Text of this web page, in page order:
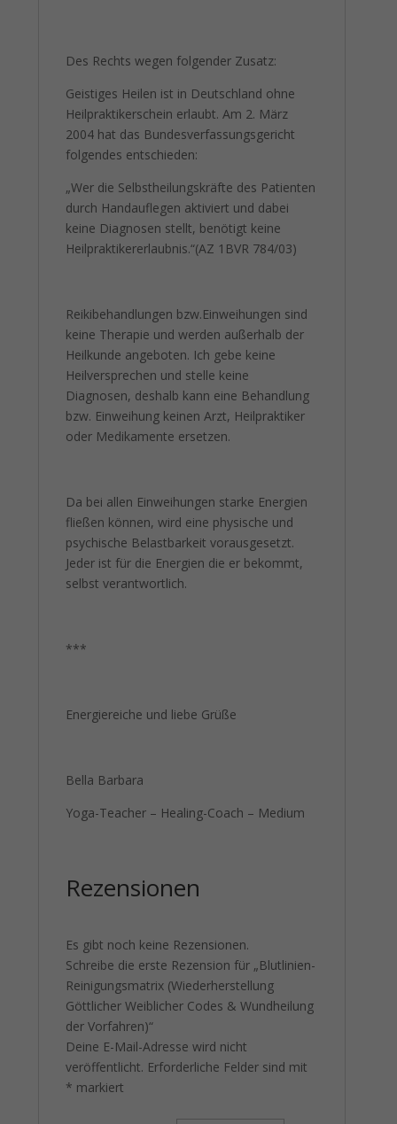
Des Rechts wegen folgender Zusatz:
Geistiges Heilen ist in Deutschland ohne
Heilpraktikerschein erlaubt. Am 2. März
2004 hat das Bundesverfassungsgericht
folgendes entschieden:
„Wer die Selbstheilungskräfte des Patienten
durch Handauflegen aktiviert und dabei
keine Diagnosen stellt, benötigt keine
Heilpraktikererlaubnis.“(AZ 1BVR 784/03)
Reikibehandlungen bzw.Einweihungen sind
keine Therapie und werden außerhalb der
Heilkunde angeboten. Ich gebe keine
Heilversprechen und stelle keine
Diagnosen, deshalb kann eine Behandlung
bzw. Einweihung keinen Arzt, Heilpraktiker
oder Medikamente ersetzen.
Da bei allen Einweihungen starke Energien
fließen können, wird eine physische und
psychische Belastbarkeit vorausgesetzt.
Jeder ist für die Energien die er bekommt,
selbst verantwortlich.
***
Energiereiche und liebe Grüße
Bella Barbara
Yoga-Teacher – Healing-Coach – Medium
Rezensionen
Es gibt noch keine Rezensionen.
Schreibe die erste Rezension für „Blutlinien-
Reinigungsmatrix (Wiederherstellung
Göttlicher Weiblicher Codes & Wundheilung
der Vorfahren)“
Deine E-Mail-Adresse wird nicht
veröffentlicht. Erforderliche Felder sind mit
* markiert